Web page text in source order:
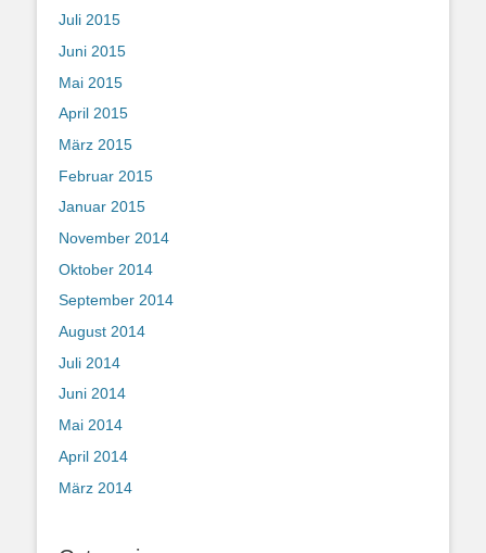
Juli 2015
Juni 2015
Mai 2015
April 2015
März 2015
Februar 2015
Januar 2015
November 2014
Oktober 2014
September 2014
August 2014
Juli 2014
Juni 2014
Mai 2014
April 2014
März 2014